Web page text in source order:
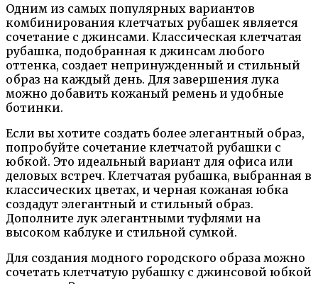
Одним из самых популярных вариантов
комбинирования клетчатых рубашек является
сочетание с джинсами. Классическая клетчатая
рубашка, подобранная к джинсам любого
оттенка, создает непринужденный и стильный
образ на каждый день. Для завершения лука
можно добавить кожаный ремень и удобные
ботинки.
Если вы хотите создать более элегантный образ,
попробуйте сочетание клетчатой рубашки с
юбкой. Это идеальный вариант для офиса или
деловых встреч. Клетчатая рубашка, выбранная в
классических цветах, и черная кожаная юбка
создадут элегантный и стильный образ.
Дополните лук элегантными туфлями на
высоком каблуке и стильной сумкой.
Для создания модного городского образа можно
сочетать клетчатую рубашку с джинсовой юбкой